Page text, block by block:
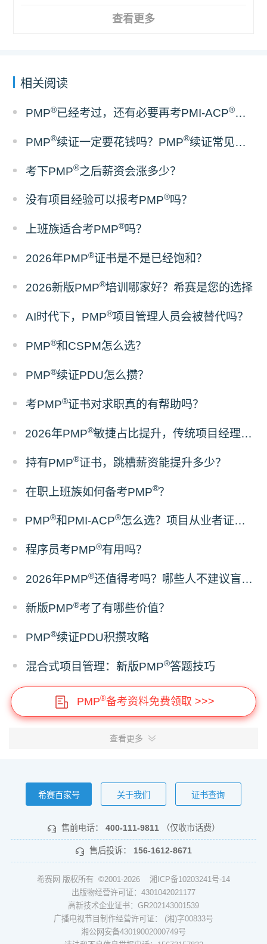
查看更多
相关阅读
PMP®已经考过，还有必要再考PMI-ACP®吗？
PMP®续证一定要花钱吗？PMP®续证常见误区梳理
考下PMP®之后薪资会涨多少？
没有项目经验可以报考PMP®吗？
上班族适合考PMP®吗？
2026年PMP®证书是不是已经饱和？
2026新版PMP®培训哪家好？希赛是您的选择
AI时代下，PMP®项目管理人员会被替代吗？
PMP®和CSPM怎么选？
PMP®续证PDU怎么攒？
考PMP®证书对求职真的有帮助吗？
2026年PMP®敏捷占比提升，传统项目经理该如何备考？
持有PMP®证书，跳槽薪资能提升多少？
在职上班族如何备考PMP®？
PMP®和PMI-ACP®怎么选？项目从业者证书报考建议
程序员考PMP®有用吗？
2026年PMP®还值得考吗？哪些人不建议盲目报考
新版PMP®考了有哪些价值？
PMP®续证PDU积攒攻略
混合式项目管理：新版PMP®答题技巧
PMP®备考资料免费领取 >>>
查看更多
希赛百家号 关于我们 证书查询
售前电话： 400-111-9811 （仅收市话费）
售后投诉： 156-1612-8671
希赛网 版权所有 ©2001-2026 湘ICP备10203241号-14
出版物经营许可证：4301042021177
高新技术企业证书：GR202143001539
广播电视节目制作经营许可证： (湘)字00833号
湘公网安备43019002000749号